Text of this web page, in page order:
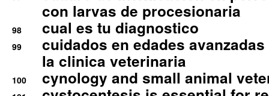
con larvas de procesionaria
98 cual es tu diagnostico
99
cuidados en edades
la clinica veterinaria
100 cynology and small animal